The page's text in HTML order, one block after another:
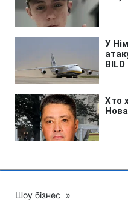
Шоу бізнес »